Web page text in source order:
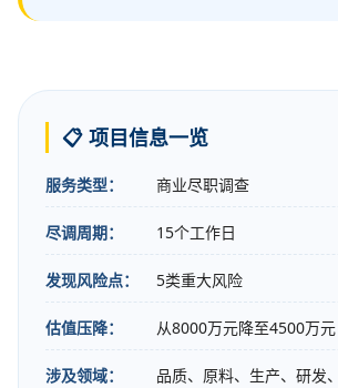
📋 项目信息一览
服务类型： 商业尽职调查
尽调周期： 15个工作日
发现风险点： 5类重大风险
估值压降： 从8000万元降至4500万元
涉及领域： 品质、原料、生产、研发